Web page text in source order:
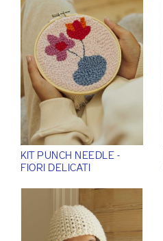
KIT PUNCH NEEDLE -
FIORI DELICATI